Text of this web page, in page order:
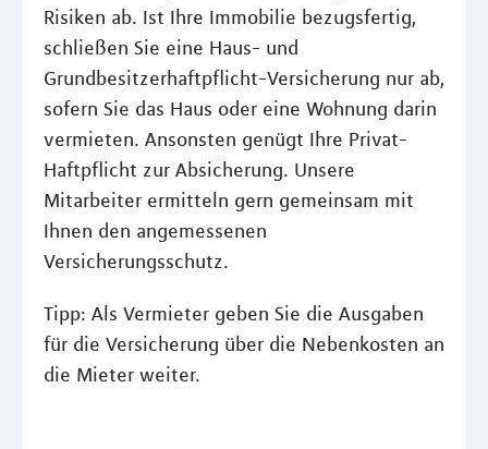
Risiken ab. Ist Ihre Immobilie bezugsfertig,
schließen Sie eine Haus- und
Grundbesitzerhaftpflicht-Versicherung nur ab,
sofern Sie das Haus oder eine Wohnung darin
vermieten. Ansonsten genügt Ihre Privat-
Haftpflicht zur Absicherung. Unsere
Mitarbeiter ermitteln gern gemeinsam mit
Ihnen den angemessenen
Versicherungsschutz.
Tipp: Als Vermieter geben Sie die Ausgaben
für die Versicherung über die Nebenkosten an
die Mieter weiter.